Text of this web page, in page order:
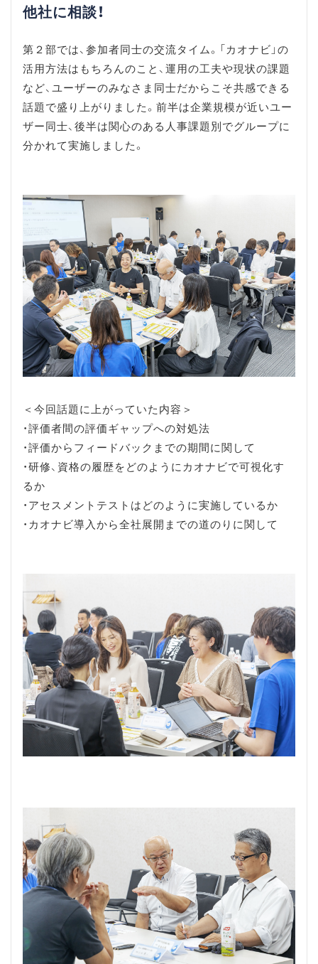
他社に相談！
第２部では、参加者同士の交流タイム。「カオナビ」の
活用方法はもちろんのこと、運用の工夫や現状の課題
など、ユーザーのみなさま同士だからこそ共感できる
話題で盛り上がりました。前半は企業規模が近いユー
ザー同士、後半は関心のある人事課題別でグループに
分かれて実施しました。
＜今回話題に上がっていた内容＞
・評価者間の評価ギャップへの対処法
・評価からフィードバックまでの期間に関して
・研修、資格の履歴をどのようにカオナビで可視化す
るか
・アセスメントテストはどのように実施しているか
・カオナビ導入から全社展開までの道のりに関して